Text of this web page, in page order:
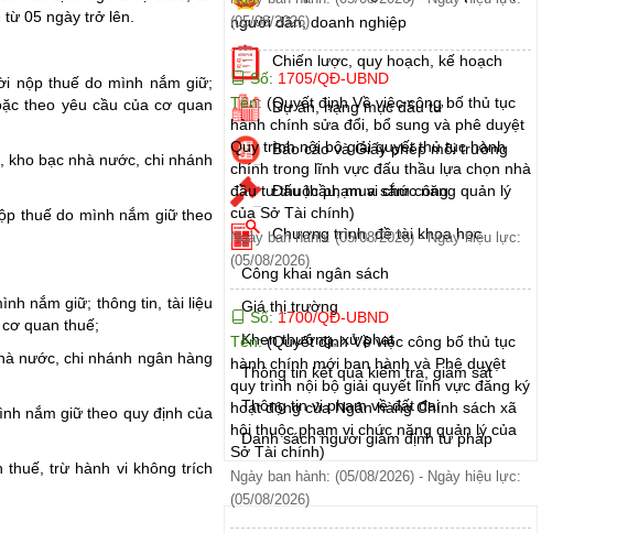
05 ngày trở lên.
nộp thuế do mình nắm giữ;
theo yêu cầu của cơ quan
kho bạc nhà nước, chi nhánh
thuế do mình nắm giữ theo
nắm giữ; thông tin, tài liệu
quan thuế;
nước, chi nhánh ngân hàng
nắm giữ theo quy định của
thuế, trừ hành vi không trích
(05/08/2026)
Số: 1705/QĐ-UBND
Tên: (Quyết định Về việc công bố thủ tục
hành chính sửa đổi, bổ sung và phê duyệt
Quy trình nội bộ giải quyết thủ tục hành
chính trong lĩnh vực đấu thầu lựa chọn nhà
đầu tư thuộc phạm vi chức năng quản lý
của Sở Tài chính)
Ngày ban hành: (05/08/2026) -Ngày hiệu lực:
(05/08/2026)
Số:1700/QĐ-UBND
Tên:(Quyết định Về việc công bố thủ tục
hành chính mới ban hành và Phê duyệt
quy trình nội bộ giải quyết lĩnh vực đăng ký
hoạt động của Ngân hàng Chính sách xã
hội thuộc phạm vi chức năng quản lý của
Sở Tài chính)
Ngày ban hành: (05/08/2026) - Ngày hiệu lực:
(05/08/2026)
người dân, doanh nghiệp
Chiến lược, quy hoạch, kế hoạch
Dự án, hạng mục đầu tư
Báo cáo và Giấy phép môi trường
Đấu thầu, mua sắm công
Chương trình, đề tài khoa học
Công khai ngân sách
Giá thị trường
Khen thưởng, xử phạt
Thông tin kết quả kiểm tra, giám sát
Thông tin vi phạm về đất đai
Danh sách người giám định tư pháp